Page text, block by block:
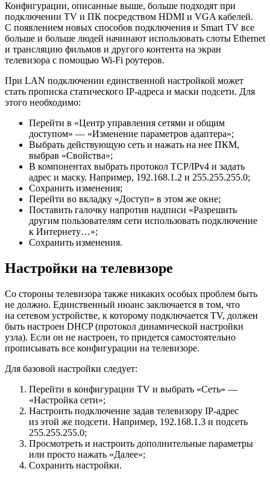
Конфигурации, описанные выше, больше подходят при
подключении TV и ПК посредством HDMI и VGA кабелей.
С появлением новых способов подключения и Smart TV все
больше и больше людей начинают использовать слоты Ethernet
и трансляцию фильмов и другого контента на экран
телевизора с помощью Wi-Fi роутеров.
При LAN подключении единственной настройкой может
стать прописка статического IP-адреса и маски подсети. Для
этого необходимо:
Перейти в «Центр управления сетями и общим
доступом» — «Изменение параметров адаптера»;
Выбрать действующую сеть и нажать на нее ПКМ,
выбрав «Свойства»;
В компонентах выбрать протокол TCP/IPv4 и задать
адрес и маску. Например, 192.168.1.2 и 255.255.255.0;
Сохранить изменения;
Перейти во вкладку «Доступ» в этом же окне;
Поставить галочку напротив надписи «Разрешить
другим пользователям сети использовать подключение
к Интернету…»;
Сохранить изменения.
Настройки на телевизоре
Со стороны телевизора также никаких особых проблем быть
не должно. Единственный нюанс заключается в том, что
на сетевом устройстве, к которому подключается TV, должен
быть настроен DHCP (протокол динамической настройки
узла). Если он не настроен, то придется самостоятельно
прописывать все конфигурации на телевизоре.
Для базовой настройки следует:
Перейти в конфигурации TV и выбрать «Сеть» —
«Настройка сети»;
Настроить подключение задав телевизору IP-адрес
из этой же подсети. Например, 192.168.1.3 и подсеть
255.255.255.0;
Просмотреть и настроить дополнительные параметры
или просто нажать «Далее»;
Сохранить настройки.